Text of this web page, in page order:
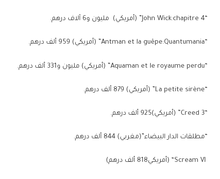
“John Wick:chapitre 4” (أمريكي) مليون و6 آلاف درهم.
“Antman et la guêpe:Quantumania” (أمريكي) 959 ألف درهم.
“Aquaman et le royaume perdu” (أمريكي) مليون و331 ألف درهم.
“La petite sirène” (أمريكي) 879 ألف درهم.
“Creed 3” (أمريكي)925 ألف درهم.
“مطلقات الدار البيضاء”(مغربي) 844 ألف درهم.
(أمريكي818 ألف درهم) “Scream VI